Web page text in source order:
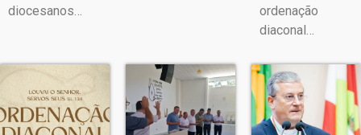
diocesanos…
ordenação
diaconal…